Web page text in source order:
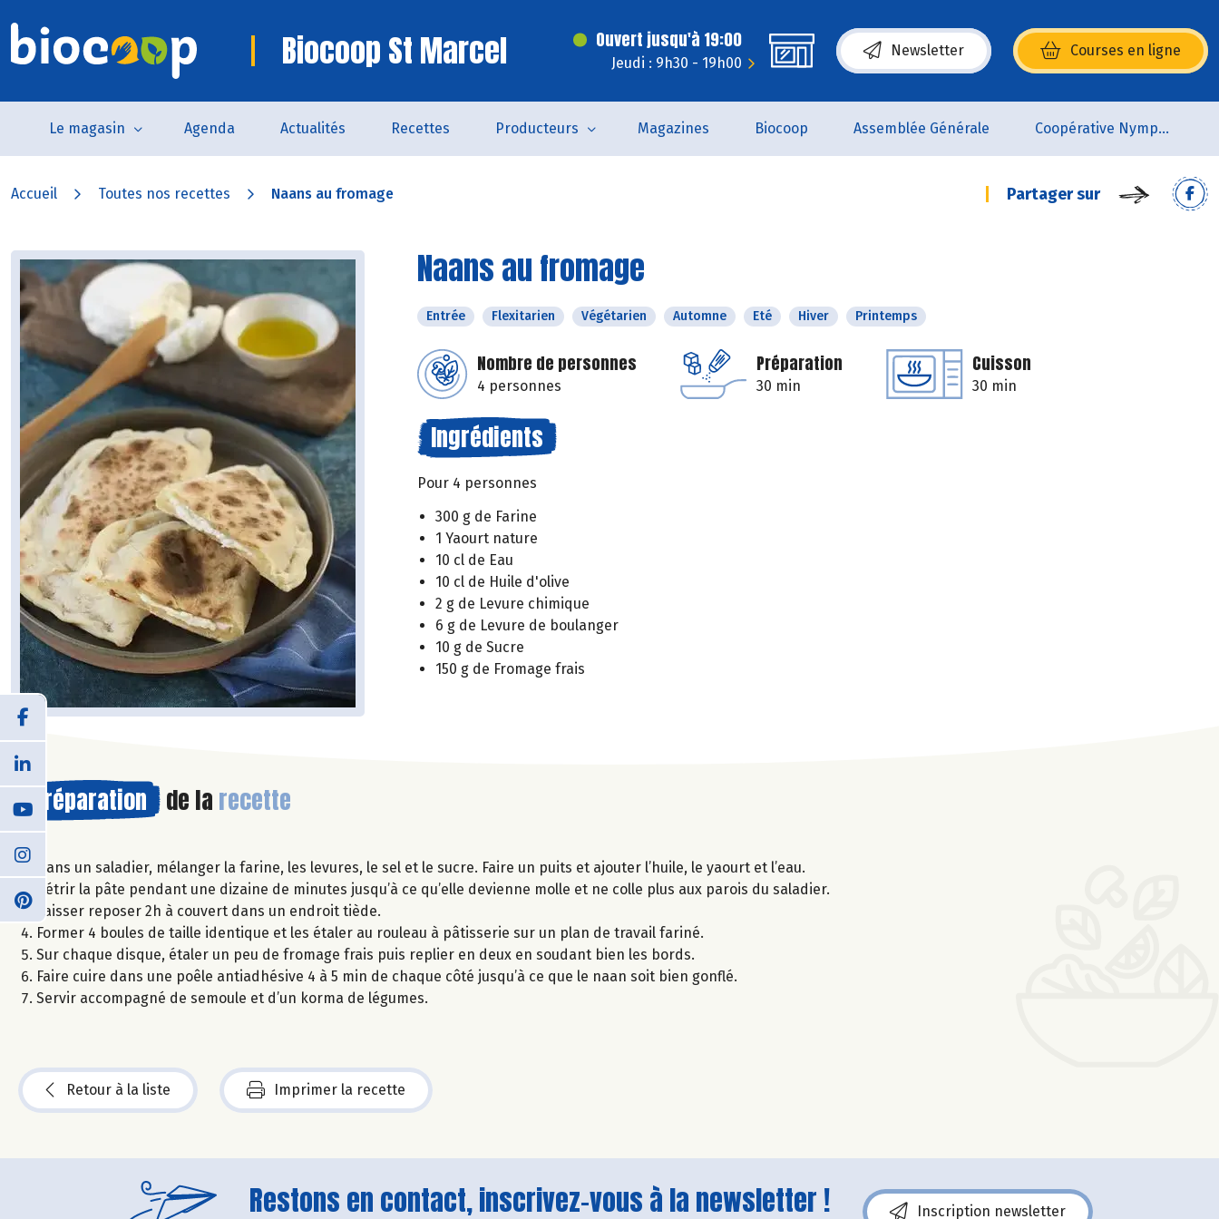
Biocoop St Marcel Ouvert jusqu'à 19:00
Jeudi : 9h30 - 19h00
Newsletter Courses en ligne
(s’ouvre dans une nouvelle fenêtre)
Le magasin Agenda Actualités Recettes Producteurs Magazines Biocoop Assemblée Générale Coopérative Nymphéa
Accueil Toutes nos recettes Naans au fromage Partager sur
Naans au fromage
Entrée Flexitarien Végétarien Automne Eté Hiver Printemps
Nombre de personnes
4 personnes
Préparation
30 min
Cuisson
30 min
Ingrédients
Pour 4 personnes
300 g de Farine
1 Yaourt nature
10 cl de Eau
10 cl de Huile d'olive
2 g de Levure chimique
6 g de Levure de boulanger
10 g de Sucre
150 g de Fromage frais
Préparation de la recette
Dans un saladier, mélanger la farine, les levures, le sel et le sucre. Faire un puits et ajouter l’huile, le yaourt et l’eau.
Pétrir la pâte pendant une dizaine de minutes jusqu’à ce qu’elle devienne molle et ne colle plus aux parois du saladier.
Laisser reposer 2h à couvert dans un endroit tiède.
Former 4 boules de taille identique et les étaler au rouleau à pâtisserie sur un plan de travail fariné.
Sur chaque disque, étaler un peu de fromage frais puis replier en deux en soudant bien les bords.
Faire cuire dans une poêle antiadhésive 4 à 5 min de chaque côté jusqu’à ce que le naan soit bien gonflé.
Servir accompagné de semoule et d’un korma de légumes.
Retour à la liste Imprimer la recette
Restons en contact, inscrivez-vous à la newsletter ! Inscription newsletter